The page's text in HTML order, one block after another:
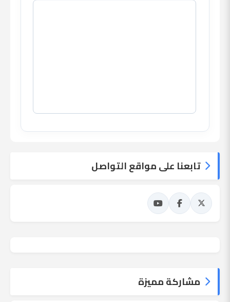
تابعنا على مواقع التواصل
مشاركة مميزة